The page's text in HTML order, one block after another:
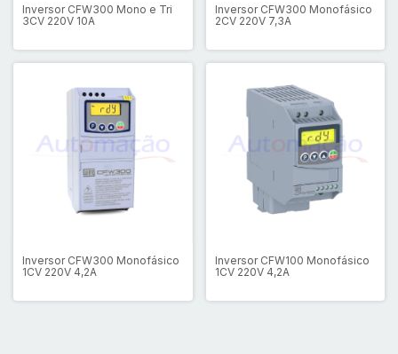
Inversor CFW300 Mono e Tri
3CV 220V 10A
Inversor CFW300 Monofásico
2CV 220V 7,3A
Inversor CFW300 Monofásico
1CV 220V 4,2A
Inversor CFW100 Monofásico
1CV 220V 4,2A